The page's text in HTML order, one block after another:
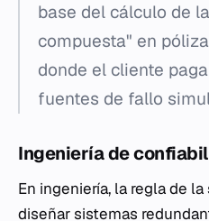
base del cálculo de
compuesta" en
donde el cliente
fuentes de fallo
Ingeniería de
En ingeniería, la regla de
diseñar sistemas